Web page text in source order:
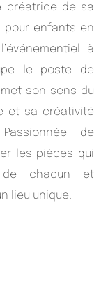
créatrice de sa
pour enfants en
à
le poste de
son sens du
et sa créativité
de
les pièces qui
de chacun et
lieu unique.